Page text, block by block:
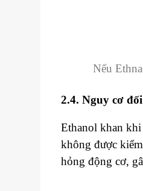
Nếu
2.4. Nguy cơ
Ethanol khan
không được
hỏng động cơ,